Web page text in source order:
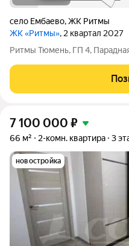
село Ембаево,ЖК Ритмы
ЖК «Ритмы», 2 квартал 2027
Ритмы Тюмень, ГП 4,
7 100 000 ₽
66 м² 2-комн. квартира 3
новостройка